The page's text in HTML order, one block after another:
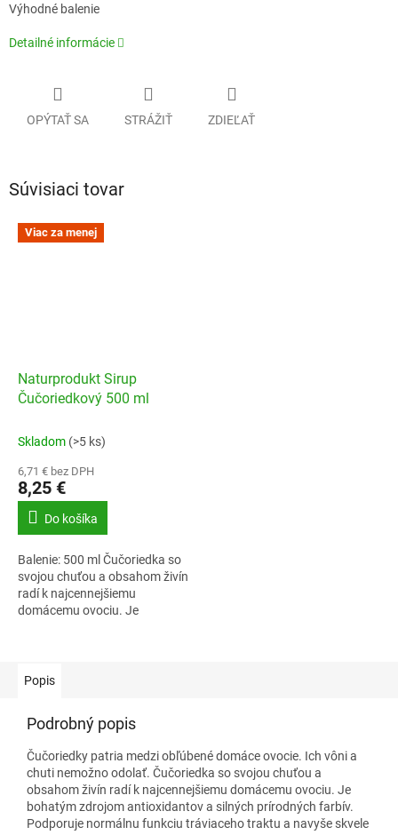
Výhodné balenie
Detailné informácie
OPÝTAŤ SA STRÁŽIŤ ZDIEĽAŤ
Súvisiaci tovar
Viac za menej
Naturprodukt Sirup
Čučoriedkový 500 ml
Skladom (>5 ks)
6,71 € bez DPH
8,25 €
Do košíka
Balenie: 500 ml Čučoriedka so
svojou chuťou a obsahom živín
radí k najcennejšiemu
domácemu ovociu. Je
Naturprodukt...
Popis
Podrobný popis
Čučoriedky patria medzi obľúbené domáce ovocie. Ich vôni a
chuti nemožno odolať. Čučoriedka so svojou chuťou a
obsahom živín radí k najcennejšiemu domácemu ovociu. Je
bohatým zdrojom antioxidantov a silných prírodných farbív.
Podporuje normálnu funkciu tráviaceho traktu a navyše skvele